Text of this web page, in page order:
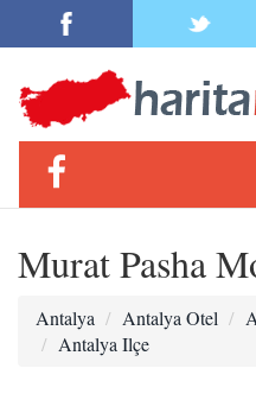
Murat Pasha
Antalya Antalya Otel
Antalya Ilçe